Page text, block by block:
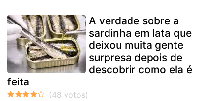
A verdade sobre a
sardinha em lata que
deixou muita gente
surpresa depois de
descobrir como ela é
feita